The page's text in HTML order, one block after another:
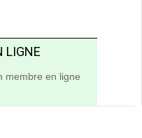
LIGNE
membre en ligne